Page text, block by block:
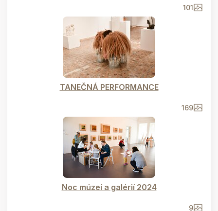
101
TANEČNÁ PERFORMANCE
169
Noc múzeí a galérií 2024
9